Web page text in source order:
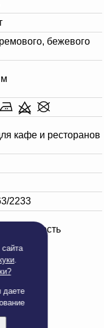
.
даете
бежевого
кафе и ресторанов
2233
кость